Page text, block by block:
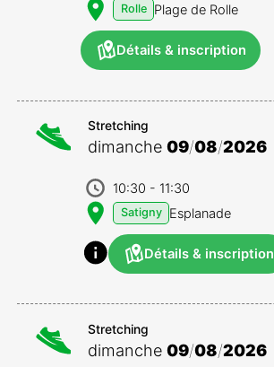
Rolle Plage de Rolle
Détails & inscription
Stretching
dimanche 09/08/2026
10:30 - 11:30
Satigny Esplanade
Détails & inscription
Stretching
dimanche 09/08/2026